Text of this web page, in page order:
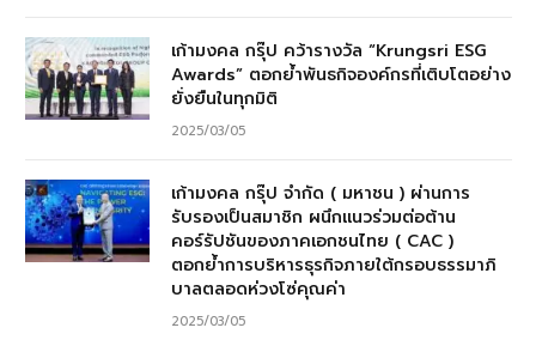
เก้ามงคล กรุ๊ป คว้ารางวัล “Krungsri ESG
Awards” ตอกย้ำพันธกิจองค์กรที่เติบโตอย่าง
ยั่งยืนในทุกมิติ
2025/03/05
เก้ามงคล กรุ๊ป จำกัด ( มหาชน ) ผ่านการ
รับรองเป็นสมาชิก ผนึกแนวร่วมต่อต้าน
คอร์รัปชันของภาคเอกชนไทย ( CAC )
ตอกย้ำการบริหารธุรกิจภายใต้กรอบธรรมาภิ
บาลตลอดห่วงโซ่คุณค่า
2025/03/05